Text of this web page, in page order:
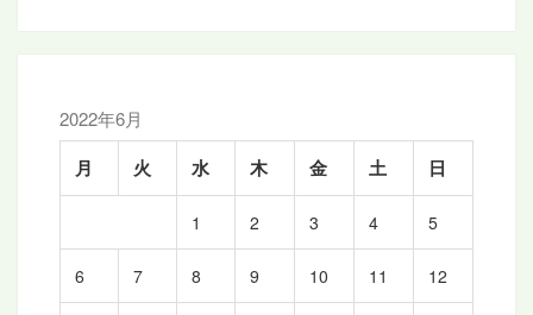
2022年6月
月 火 水 木 金 土 日
1 2 3 4 5
6 7 8 9 10 11 12